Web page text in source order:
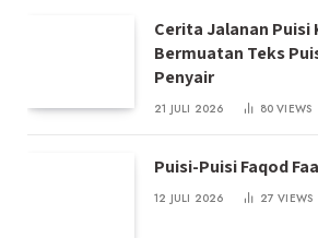
Cerita Jalanan Puisi
Bermuatan Teks
Penyair
21 JULI 2026 80VIEWS
Puisi-Puisi Faqod
12 JULI 2026 27VIEWS